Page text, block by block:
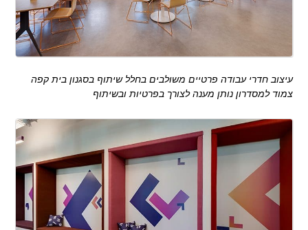
עיצוב חדרי עבודה פרטיים משולבים בחלל שיתוף בסגנון בית קפה
צמוד למסדרון נותן מענה לצורך בפרטיות ובשיתוף